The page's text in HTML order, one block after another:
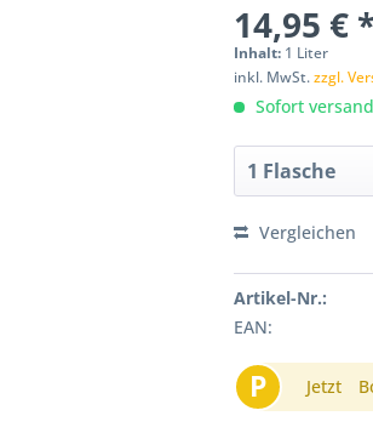
14,95 €
Inhalt: 1 Liter
inkl. MwSt.zzgl.
Sofort
Vergleichen
Artikel-Nr.:
EAN:
P Jetzt